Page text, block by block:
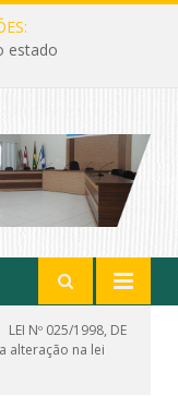
estado
LEI Nº 025/1998, DE
alteração na lei